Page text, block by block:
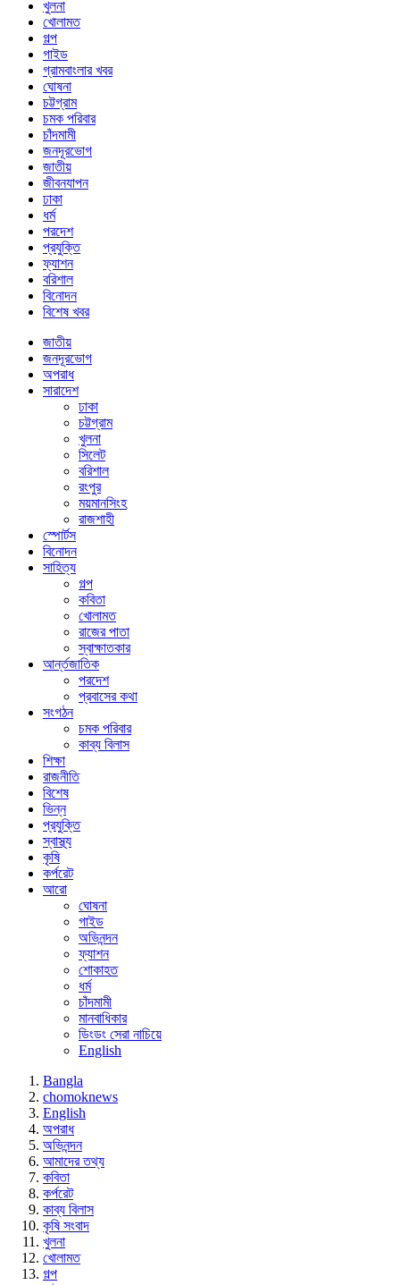
খুলনা
খোলামত
গল্প
গাইড
গ্রামবাংলার খবর
ঘোষনা
চট্টগ্রাম
চমক পরিবার
চাঁদমামী
জনদূরভোগ
জাতীয়
জীবনযাপন
ঢাকা
ধর্ম
পরদেশ
প্রযুক্তি
ফ্যাশন
বরিশাল
বিনোদন
বিশেষ খবর
জাতীয়
জনদূরভোগ
অপরাধ
সারাদেশ
ঢাকা
চট্টগ্রাম
খুলনা
সিলেট
বরিশাল
রংপুর
ময়মানসিংহ
রাজশাহী
স্পোর্টস
বিনোদন
সাহিত্য
গল্প
কবিতা
খোলামত
রাজের পাতা
স্বাক্ষাতকার
আর্ন্তজাতিক
পরদেশ
প্রবাসের কথা
সংগঠন
চমক পরিবার
কাব্য বিলাস
শিক্ষা
রাজনীতি
বিশেষ
ভিন্ন
প্রযুক্তি
স্বাস্থ্য
কৃষি
কর্পরেট
আরো
ঘোষনা
গাইড
অভিনন্দন
ফ্যাশন
শোকাহত
ধর্ম
চাঁদমামী
মানবাধিকার
ডিংডং সেরা নাচিয়ে
English
Bangla
chomoknews
English
অপরাধ
অভিনন্দন
আমাদের তথ্য
কবিতা
কর্পরেট
কাব্য বিলাস
কৃষি সংবাদ
খুলনা
খোলামত
গল্প